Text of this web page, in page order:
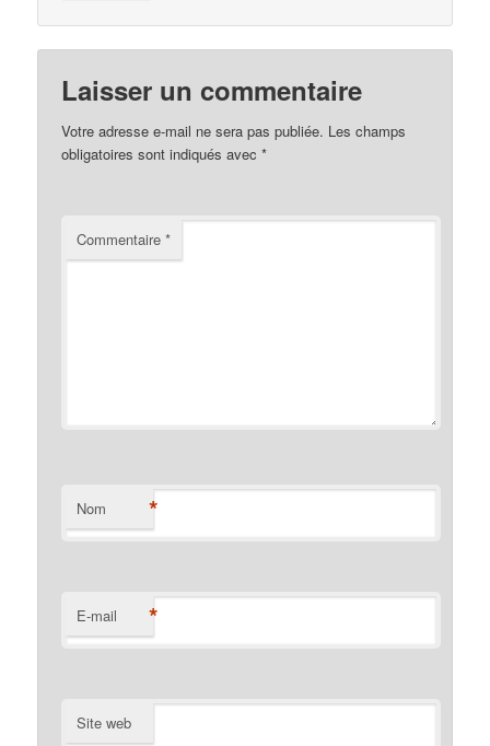
Laisser un commentaire
Votre adresse e-mail ne sera pas publiée. Les champs
obligatoires sont indiqués avec*
Commentaire*
Nom *
E-mail *
Site web